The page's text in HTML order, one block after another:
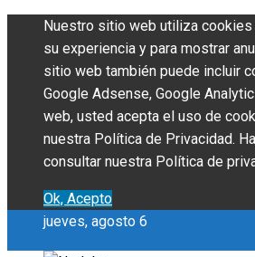
Nuestro sitio web utiliza cookies
su experiencia y para mostrar
sitio web también puede incluir
Google Adsense, Google
web, usted acepta el uso de
nuestra Política de Privacidad.
consultar nuestra Política de
Ok, Acepto
jueves, agosto 6